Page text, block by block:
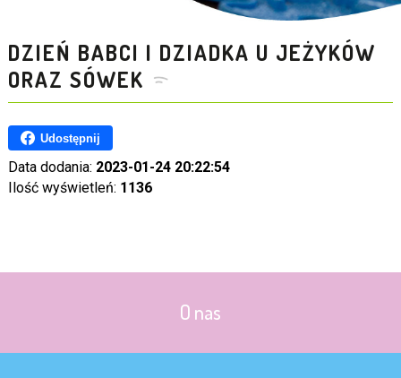
DZIEŃ BABCI I DZIADKA U JEŻYKÓW
ORAZ SÓWEK
Udostępnij
Data dodania: 2023-01-24 20:22:54
Ilość wyświetleń: 1136
O nas